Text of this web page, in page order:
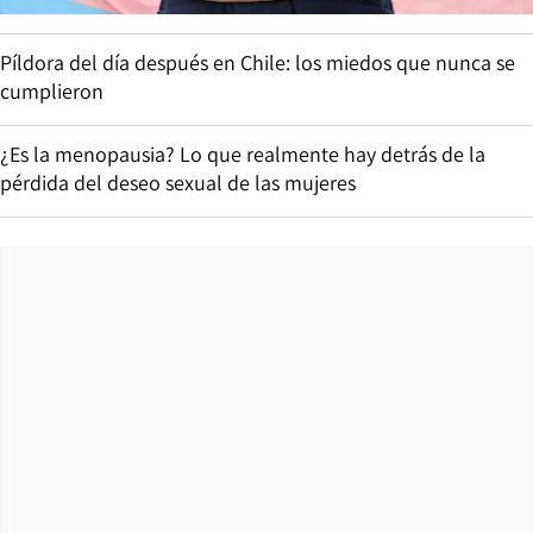
Píldora del día después en Chile: los miedos que nunca se
cumplieron
¿Es la menopausia? Lo que realmente hay detrás de la
pérdida del deseo sexual de las mujeres